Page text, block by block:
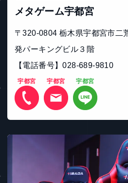
メタゲーム宇都宮
〒320-0804 栃木県宇都宮市二
発パーキングビル３階
【電話番号】028-689-9810
宇都宮 宇都宮 宇都宮